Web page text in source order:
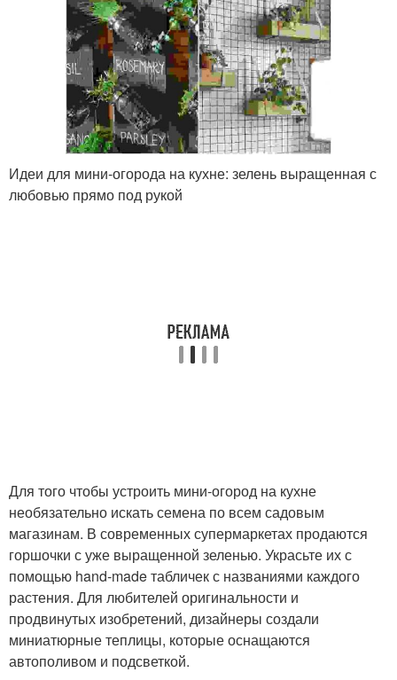
Идеи для мини-огорода на кухне: зелень выращенная с
любовью прямо под рукой
Для того чтобы устроить мини-огород на кухне
необязательно искать семена по всем садовым
магазинам. В современных супермаркетах продаются
горшочки с уже выращенной зеленью. Украсьте их с
помощью hand-made табличек с названиями каждого
растения. Для любителей оригинальности и
продвинутых изобретений, дизайнеры создали
миниатюрные теплицы, которые оснащаются
автополивом и подсветкой.